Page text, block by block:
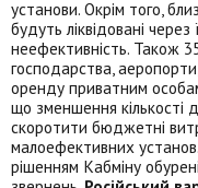
установи. Окрім того,
будуть ліквідовані
неефективність. Також
господарства,
оренду приватним
що зменшення кількості
скоротити бюджетні
малоефективних
рішенням Кабміну